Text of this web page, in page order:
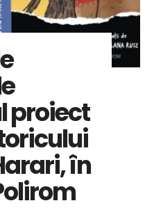
proiect
în